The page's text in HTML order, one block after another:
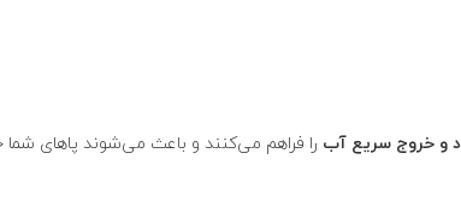
و خروج سریع آب را فراهم می‌کنند و باعث می‌شوند پاهای